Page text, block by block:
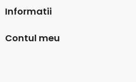
Informatii
Contul meu